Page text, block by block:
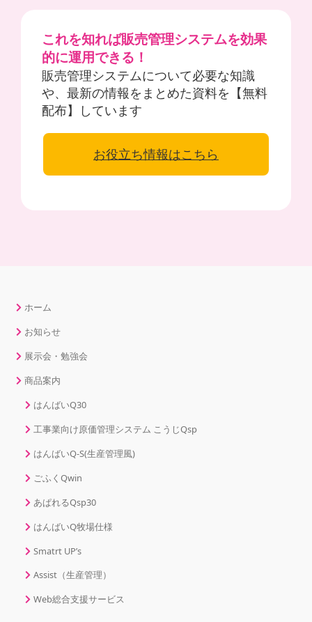
これを知れば販売管理システムを効果
的に運用できる！
販売管理システムについて必要な知識
や、最新の情報をまとめた資料を【無料
配布】しています
お役立ち情報はこちら
ホーム
お知らせ
展示会・勉強会
商品案内
はんばいQ30
工事業向け原価管理システム こうじQsp
はんばいQ-S(生産管理風)
ごふくQwin
あぱれるQsp30
はんばいQ牧場仕様
Smatrt UP’s
Assist（生産管理）
Web総合支援サービス